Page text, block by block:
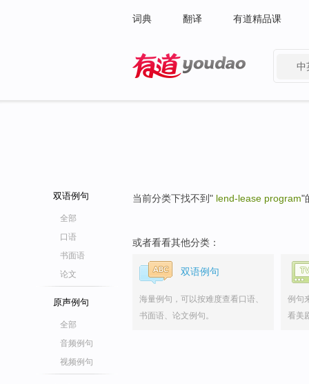
词典 翻译 有道精品课
中
双语例句
全部
口语
书面语
论文
原声例句
全部
音频例句
视频例句
当前分类下找不到" lend-lease program"
或者看看其他分类：
双语例句
海量例句，可以按难度查看口语、
书面语、论文例句。
例句
看美